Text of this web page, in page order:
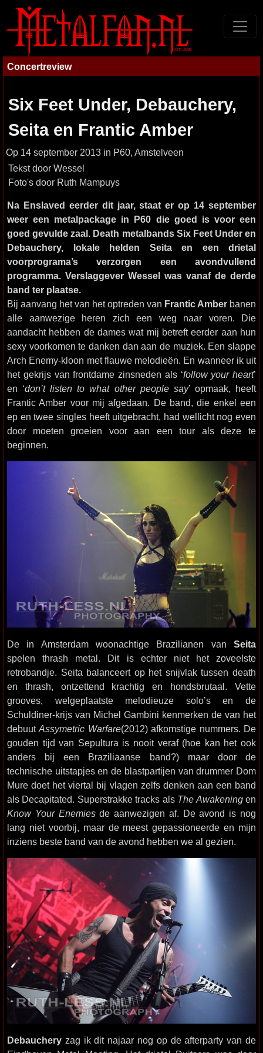
Concertreview
Six Feet Under, Debauchery,
Seita en Frantic Amber
Op 14 september 2013 in P60, Amstelveen
Tekst door Wessel
Foto's door Ruth Mampuys
Na Enslaved eerder dit jaar, staat er op 14 september
weer een metalpackage in P60 die goed is voor een
goed gevulde zaal. Death metalbands Six Feet Under en
Debauchery, lokale helden Seita en een drietal
voorprograma’s verzorgen een avondvullend
programma. Verslaggever Wessel was vanaf de derde
band ter plaatse.
Bij aanvang het van het optreden van Frantic Amber banen
alle aanwezige heren zich een weg naar voren. Die
aandacht hebben de dames wat mij betreft eerder aan hun
sexy voorkomen te danken dan aan de muziek. Een slappe
Arch Enemy-kloon met flauwe melodieën. En wanneer ik uit
het gekrijs van frontdame zinsneden als ‘follow your heart’
en ‘don’t listen to what other people say’ opmaak, heeft
Frantic Amber voor mij afgedaan. De band, die enkel een
ep en twee singles heeft uitgebracht, had wellicht nog even
door moeten groeien voor aan een tour als deze te
beginnen.
De in Amsterdam woonachtige Brazilianen van Seita
spelen thrash metal. Dit is echter niet het zoveelste
retrobandje. Seita balanceert op het snijvlak tussen death
en thrash, ontzettend krachtig en hondsbrutaal. Vette
grooves, welgeplaatste melodieuze solo’s en de
Schuldiner-krijs van Michel Gambini kenmerken de van het
debuutAssymetric Warfare(2012) afkomstige nummers. De
gouden tijd van Sepultura is nooit veraf (hoe kan het ook
anders bij een Braziliaanse band?) maar door de
technische uitstapjes en de blastpartijen van drummer Dom
Mure doet het viertal bij vlagen zelfs denken aan een band
als Decapitated. Superstrakke tracks als The Awakeningen
Know Your Enemiesde aanwezigen af. De avond is nog
lang niet voorbij, maar de meest gepassioneerde en mijn
inziens beste band van de avond hebben we al gezien.
Debauchery zag ik dit najaar nog op de afterparty van de